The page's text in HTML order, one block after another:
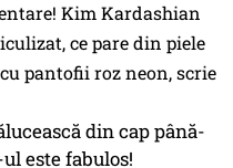
Kim Kardashian
ce pare din piele
pantofii roz neon, scrie
din cap până-
este fabulos!